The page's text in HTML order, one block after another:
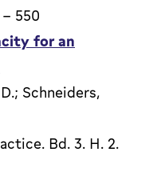
- 550
for an
Schneiders,
Bd. 3. H. 2.